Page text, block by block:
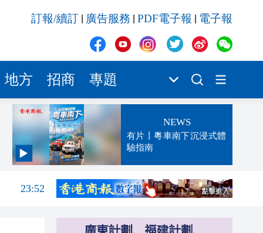
訂報/續訂 廣告服務 PDF電子報 電子報
地方 招商 專題
NEWS
有片丨粵車南下沉浸式體
驗指南
00:07
23:52